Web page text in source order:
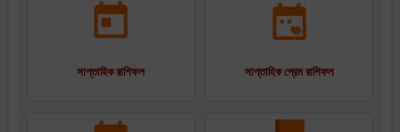
সাপ্তাহিক রাশিফল সাপ্তাহিক প্রেম রাশিফল